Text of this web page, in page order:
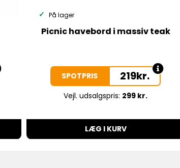
På lager
Picnic havebord i massiv teak
SPOTPRIS 219kr.
Vejl. udsalgspris: 299 kr.
LÆG I KURV